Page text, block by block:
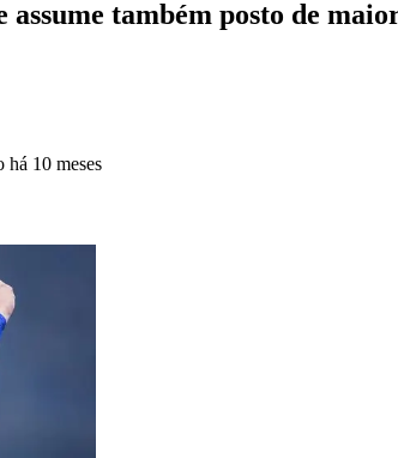
também posto de
há 10 meses